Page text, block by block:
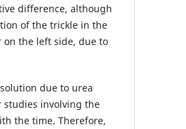
difference, although
of the trickle in the
the left side, due to
due to urea
studies involving the
the time. Therefore,